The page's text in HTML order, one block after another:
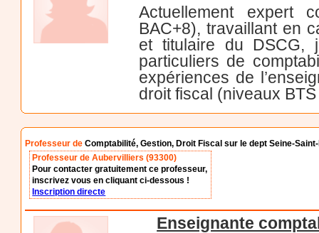
Actuellement expert
BAC+8), travaillant en
et titulaire du DSCG,
particuliers de
expériences de
droit fiscal (niveaux
Professeur deComptabilité, Gestion, Droit Fiscal sur le dept Seine-
Professeur de Aubervilliers (93300)
Pour contacter gratuitement ce professeur,
inscrivez vous en cliquant ci-dessous !
Inscription directe
Enseignante